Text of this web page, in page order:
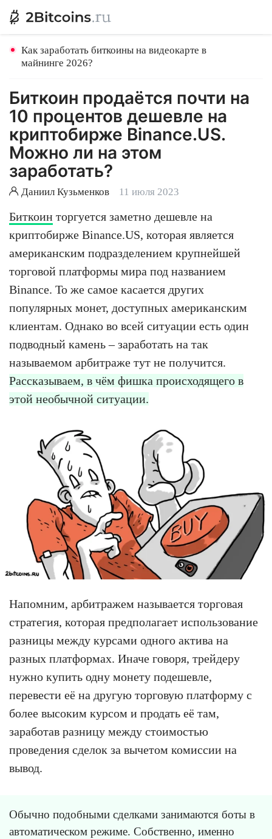
Как заработать биткоины на видеокарте в
майнинге 2026?
Биткоин продаётся почти на
10 процентов дешевле на
криптобирже Binance.US.
Можно ли на этом
заработать?
Даниил Кузьменков 11 июля 2023
Биткоин торгуется заметно дешевле на
криптобирже Binance.US, которая является
американским подразделением крупнейшей
торговой платформы мира под названием
Binance. То же самое касается других
популярных монет, доступных американским
клиентам. Однако во всей ситуации есть один
подводный камень – заработать на так
называемом арбитраже тут не получится.
Рассказываем, в чём фишка происходящего в
этой необычной ситуации.
Напомним, арбитражем называется торговая
стратегия, которая предполагает использование
разницы между курсами одного актива на
разных платформах. Иначе говоря, трейдеру
нужно купить одну монету подешевле,
перевести её на другую торговую платформу с
более высоким курсом и продать её там,
заработав разницу между стоимостью
проведения сделок за вычетом комиссии на
вывод.
Обычно подобными сделками занимаются боты в
автоматическом режиме. Собственно, именно